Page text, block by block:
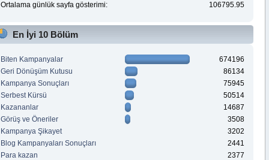
Ortalama günlük sayfa gösterimi:
106795.95
En İyi 10 Bölüm
Biten Kampanyalar
674196
Geri Dönüşüm Kutusu
86134
Kampanya Sonuçları
75945
Serbest Kürsü
50514
Kazananlar
14687
Görüş ve Öneriler
3508
Kampanya Şikayet
3202
Blog Kampanyaları Sonuçları
2441
Para kazan
2377